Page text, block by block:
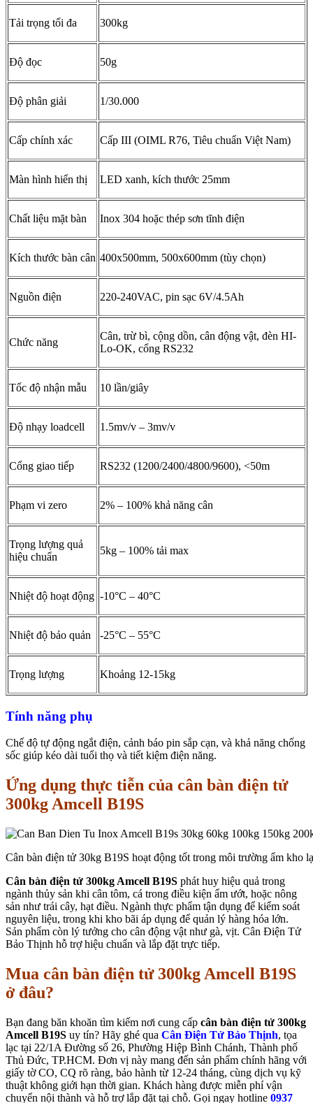
Tải trọng tối đa 300kg
Độ đọc 50g
Độ phân giải 1/30.000
Cấp chính xác Cấp III (OIML R76, Tiêu chuẩn Việt Nam)
Màn hình hiển thị LED xanh, kích thước 25mm
Chất liệu mặt bàn Inox 304 hoặc thép sơn tĩnh điện
Kích thước bàn cân 400x500mm, 500x600mm (tùy chọn)
Nguồn điện 220-240VAC, pin sạc 6V/4.5Ah
Chức năng
Cân, trừ bì, cộng dồn, cân động vật, đèn HI-
Lo-OK, cổng RS232
Tốc độ nhận mẫu 10 lần/giây
Độ nhạy loadcell 1.5mv/v – 3mv/v
Cổng giao tiếp RS232 (1200/2400/4800/9600), <50m
Phạm vi zero 2% – 100% khả năng cân
Trọng lượng quả
hiệu chuẩn
5kg – 100% tải max
Nhiệt độ hoạt động -10°C – 40°C
Nhiệt độ bảo quản -25°C – 55°C
Trọng lượng Khoảng 12-15kg
Tính năng phụ
Chế độ tự động ngắt điện, cảnh báo pin sắp cạn, và khả năng chống
sốc giúp kéo dài tuổi thọ và tiết kiệm điện năng.
Ứng dụng thực tiễn của cân bàn điện tử
300kg Amcell B19S
Cân bàn điện tử 30kg B19S hoạt động tốt trong môi trường ẩm kho
Cân bàn điện tử 300kg Amcell B19S phát huy hiệu quả trong
ngành thủy sản khi cân tôm, cá trong điều kiện ẩm ướt, hoặc nông
sản như trái cây, hạt điều. Ngành thực phẩm tận dụng để kiểm soát
nguyên liệu, trong khi kho bãi áp dụng để quản lý hàng hóa lớn.
Sản phẩm còn lý tưởng cho cân động vật như gà, vịt. Cân Điện Tử
Bảo Thịnh hỗ trợ hiệu chuẩn và lắp đặt trực tiếp.
Mua cân bàn điện tử 300kg Amcell B19S
ở đâu?
Bạn đang băn khoăn tìm kiếm nơi cung cấp cân bàn điện tử 300kg
Amcell B19S uy tín? Hãy ghé qua Cân Điện Tử Bảo Thịnh, tọa
lạc tại 22/1A Đường số 26, Phường Hiệp Bình Chánh, Thành phố
Thủ Đức, TP.HCM. Đơn vị này mang đến sản phẩm chính hãng với
giấy tờ CO, CQ rõ ràng, bảo hành từ 12-24 tháng, cùng dịch vụ kỹ
thuật không giới hạn thời gian. Khách hàng được miễn phí vận
chuyển nội thành và hỗ trợ lắp đặt tại chỗ. Gọi ngay hotline 0937